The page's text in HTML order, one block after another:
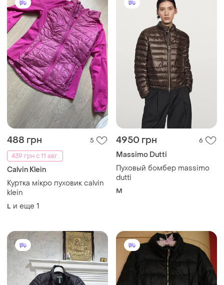
488 грн
5
439 грн с 11 авг.
Calvin Klein
Куртка мікро пуховик calvin
klein
L и еще 1
4950 грн 6
Massimo Dutti
Пуховый бомбер massimo
dutti
M